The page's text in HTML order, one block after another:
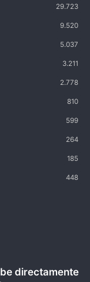
29.723
9.520
5.037
3.211
2.778
810
599
264
185
448
directamente